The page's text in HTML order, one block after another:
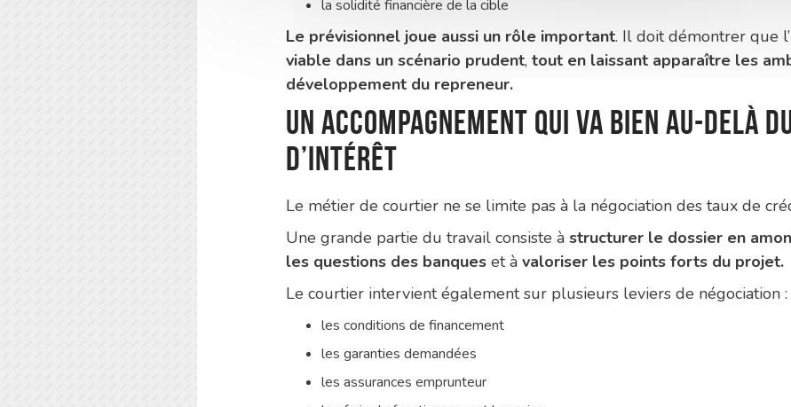
la solidité financière de la cible
Le prévisionnel joue aussi un rôle important. Il doit démontrer que l’
viable dans un scénario prudent, tout en laissant apparaître les
développement du repreneur.
Un accompagnement qui va bien au-delà
d’intérêt
Le métier de courtier ne se limite pas à la négociation des taux de
Une grande partie du travail consiste à structurer le dossier en
les questions des banques et à valoriser les points forts du projet.
Le courtier intervient également sur plusieurs leviers de négociation :
les conditions de financement
les garanties demandées
les assurances emprunteur